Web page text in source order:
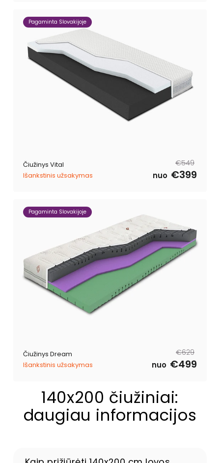
Pagaminta Slovakijoje
Čiužinys Vital
Išankstinis užsakymas
Reguliari
kaina
€549
Išpardavimo
kaina
nuo €399
Pagaminta Slovakijoje
Čiužinys Dream
Išankstinis užsakymas
Reguliari
kaina
€629
Išpardavimo
kaina
nuo €499
140x200 čiužiniai:
daugiau informacijos